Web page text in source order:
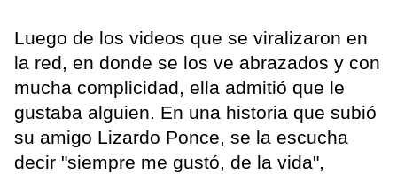
Luego de los videos que se viralizaron en
la red, en donde se los ve abrazados y con
mucha complicidad, ella admitió que le
gustaba alguien. En una historia que subió
su amigo Lizardo Ponce, se la escucha
decir "siempre me gustó, de la vida",